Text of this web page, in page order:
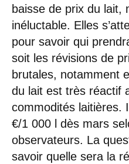
baisse de prix du lait,
inéluctable. Elles
pour savoir qui
soit les révisions de
brutales, notamment
du lait est très réactif
commodités laitières.
€/1 000 l dès mars
observateurs. La
savoir quelle sera la